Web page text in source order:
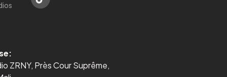
ZRNY, Près Cour Suprême,